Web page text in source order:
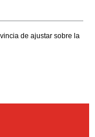
de ajustar sobre la